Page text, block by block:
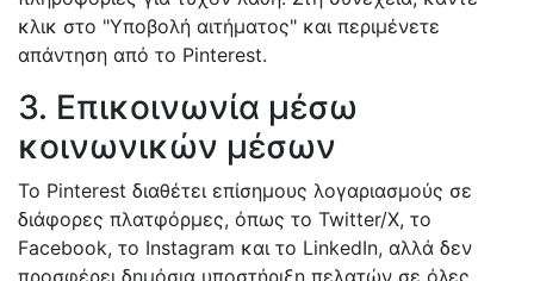
κλικ στο "Υποβολή αιτήματος" και περιμένετε
απάντηση από το Pinterest.
3. Επικοινωνία μέσω
κοινωνικών μέσων
Το Pinterest διαθέτει επίσημους λογαριασμούς σε
διάφορες πλατφόρμες, όπως το Twitter/X, το
Facebook, το Instagram και το LinkedIn, αλλά δεν